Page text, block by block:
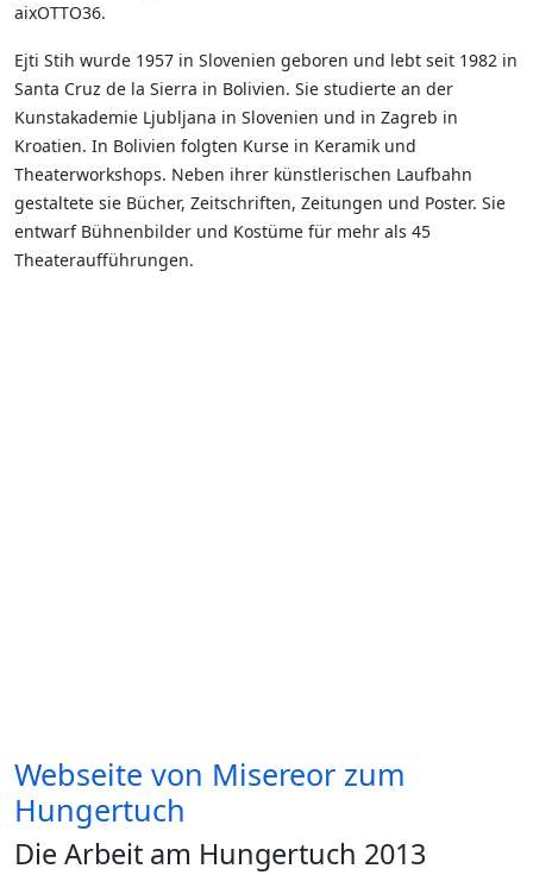
aixOTTO36.
Ejti Stih wurde 1957 in Slovenien geboren und lebt seit 1982 in
Santa Cruz de la Sierra in Bolivien. Sie studierte an der
Kunstakademie Ljubljana in Slovenien und in Zagreb in
Kroatien. In Bolivien folgten Kurse in Keramik und
Theaterworkshops. Neben ihrer künstlerischen Laufbahn
gestaltete sie Bücher, Zeitschriften, Zeitungen und Poster. Sie
entwarf Bühnenbilder und Kostüme für mehr als 45
Theateraufführungen.
Webseite von Misereor zum
Hungertuch
Die Arbeit am Hungertuch 2013